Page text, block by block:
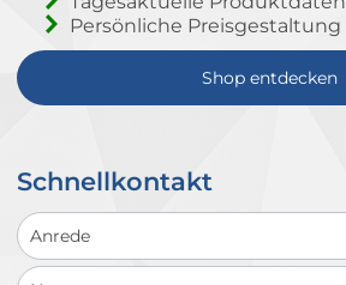
Persönliche Preisgestaltung
Shop entdecken
Schnellkontakt
Schnellkontakt